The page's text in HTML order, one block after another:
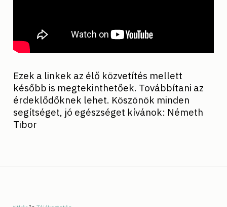
Ezek a linkek az élő közvetítés mellett
később is megtekinthetőek. Továbbítani az
érdeklődőknek lehet. Köszönök minden
segítséget, jó egészséget kívánok: Németh
Tibor